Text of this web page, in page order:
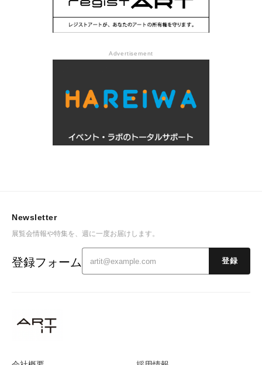
Advertisement
Newsletter
展覧会情報や特集を、週に一度お届けします。
登録フォーム 登録